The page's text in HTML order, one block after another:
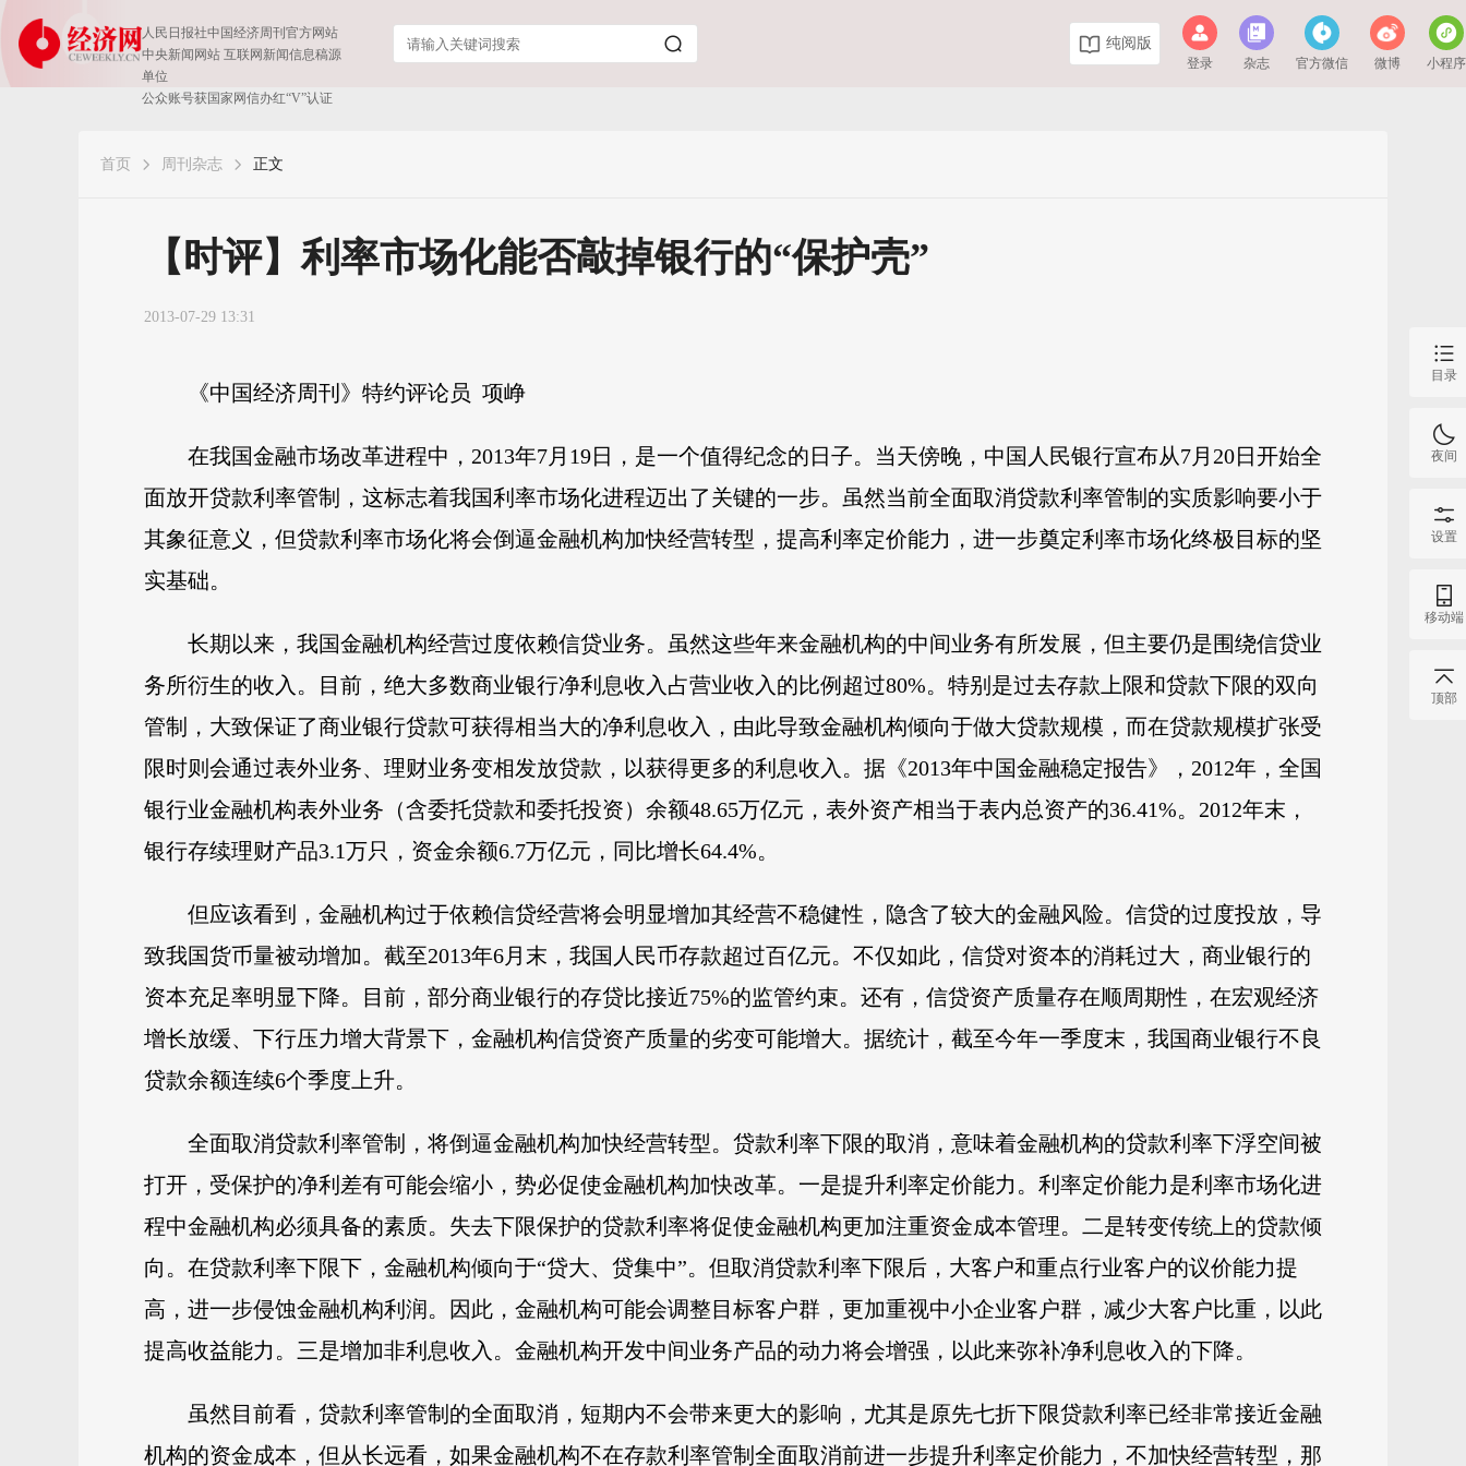
人民日报社中国经济周刊官方网站
中央新闻网站 互联网新闻信息稿源
单位
公众账号获国家网信办红“V”认证
纯阅版
登录 杂志 官方微信 微博 小程序
首页 周刊杂志 正文
【时评】利率市场化能否敲掉银行的“保护壳”
2013-07-29 13:31
《中国经济周刊》特约评论员 项峥
在我国金融市场改革进程中，2013年7月19日，是一个值得纪念的日子。当天傍晚，中国人民银行宣布从7月20日开始全
面放开贷款利率管制，这标志着我国利率市场化进程迈出了关键的一步。虽然当前全面取消贷款利率管制的实质影响要小于
其象征意义，但贷款利率市场化将会倒逼金融机构加快经营转型，提高利率定价能力，进一步奠定利率市场化终极目标的坚
实基础。
长期以来，我国金融机构经营过度依赖信贷业务。虽然这些年来金融机构的中间业务有所发展，但主要仍是围绕信贷业
务所衍生的收入。目前，绝大多数商业银行净利息收入占营业收入的比例超过80%。特别是过去存款上限和贷款下限的双向
管制，大致保证了商业银行贷款可获得相当大的净利息收入，由此导致金融机构倾向于做大贷款规模，而在贷款规模扩张受
限时则会通过表外业务、理财业务变相发放贷款，以获得更多的利息收入。据《2013年中国金融稳定报告》，2012年，全国
银行业金融机构表外业务（含委托贷款和委托投资）余额48.65万亿元，表外资产相当于表内总资产的36.41%。2012年末，
银行存续理财产品3.1万只，资金余额6.7万亿元，同比增长64.4%。
但应该看到，金融机构过于依赖信贷经营将会明显增加其经营不稳健性，隐含了较大的金融风险。信贷的过度投放，导
致我国货币量被动增加。截至2013年6月末，我国人民币存款超过百亿元。不仅如此，信贷对资本的消耗过大，商业银行的
资本充足率明显下降。目前，部分商业银行的存贷比接近75%的监管约束。还有，信贷资产质量存在顺周期性，在宏观经济
增长放缓、下行压力增大背景下，金融机构信贷资产质量的劣变可能增大。据统计，截至今年一季度末，我国商业银行不良
贷款余额连续6个季度上升。
全面取消贷款利率管制，将倒逼金融机构加快经营转型。贷款利率下限的取消，意味着金融机构的贷款利率下浮空间被
打开，受保护的净利差有可能会缩小，势必促使金融机构加快改革。一是提升利率定价能力。利率定价能力是利率市场化进
程中金融机构必须具备的素质。失去下限保护的贷款利率将促使金融机构更加注重资金成本管理。二是转变传统上的贷款倾
向。在贷款利率下限下，金融机构倾向于“贷大、贷集中”。但取消贷款利率下限后，大客户和重点行业客户的议价能力提
高，进一步侵蚀金融机构利润。因此，金融机构可能会调整目标客户群，更加重视中小企业客户群，减少大客户比重，以此
提高收益能力。三是增加非利息收入。金融机构开发中间业务产品的动力将会增强，以此来弥补净利息收入的下降。
虽然目前看，贷款利率管制的全面取消，短期内不会带来更大的影响，尤其是原先七折下限贷款利率已经非常接近金融
机构的资金成本，但从长远看，如果金融机构不在存款利率管制全面取消前进一步提升利率定价能力，不加快经营转型，那
目录
夜间
设置
移动端
顶部